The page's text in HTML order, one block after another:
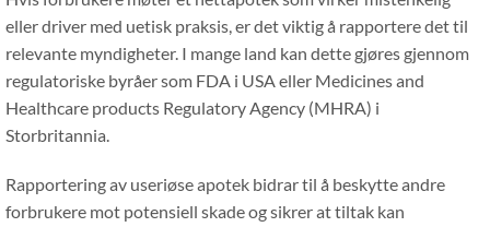
eller driver med uetisk praksis, er det viktig å rapportere det til
relevante myndigheter. I mange land kan dette gjøres gjennom
regulatoriske byråer som FDA i USA eller Medicines and
Healthcare products Regulatory Agency (MHRA) i
Storbritannia.
Rapportering av useriøse apotek bidrar til å beskytte andre
forbrukere mot potensiell skade og sikrer at tiltak kan